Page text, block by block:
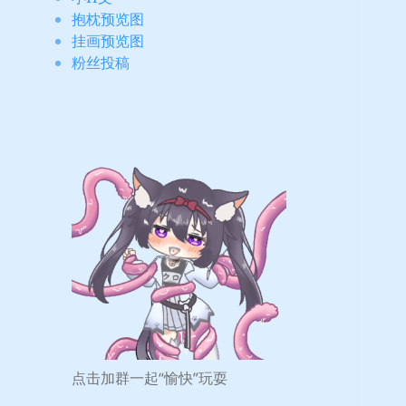
抱枕预览图
挂画预览图
粉丝投稿
点击加群一起“愉快”玩耍